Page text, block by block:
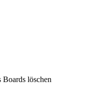
Boards löschen